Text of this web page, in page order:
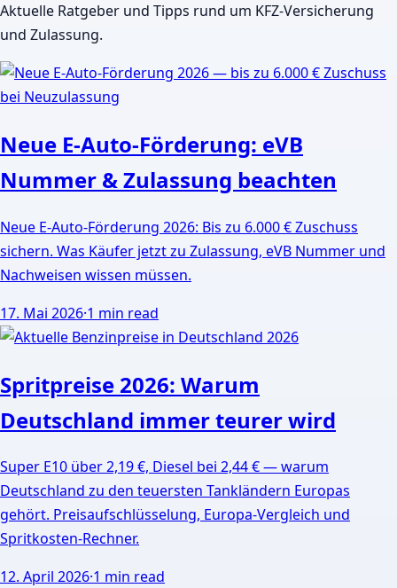
Aktuelle Ratgeber und Tipps rund um KFZ-Versicherung
und Zulassung.
Neue E-Auto-Förderung: eVB
Nummer & Zulassung beachten
Neue E-Auto-Förderung 2026: Bis zu 6.000 € Zuschuss
sichern. Was Käufer jetzt zu Zulassung, eVB Nummer und
Nachweisen wissen müssen.
17. Mai 2026·1 min read
Spritpreise 2026: Warum
Deutschland immer teurer wird
Super E10 über 2,19 €, Diesel bei 2,44 € — warum
Deutschland zu den teuersten Tankländern Europas
gehört. Preisaufschlüsselung, Europa-Vergleich und
Spritkosten-Rechner.
12. April 2026·1 min read